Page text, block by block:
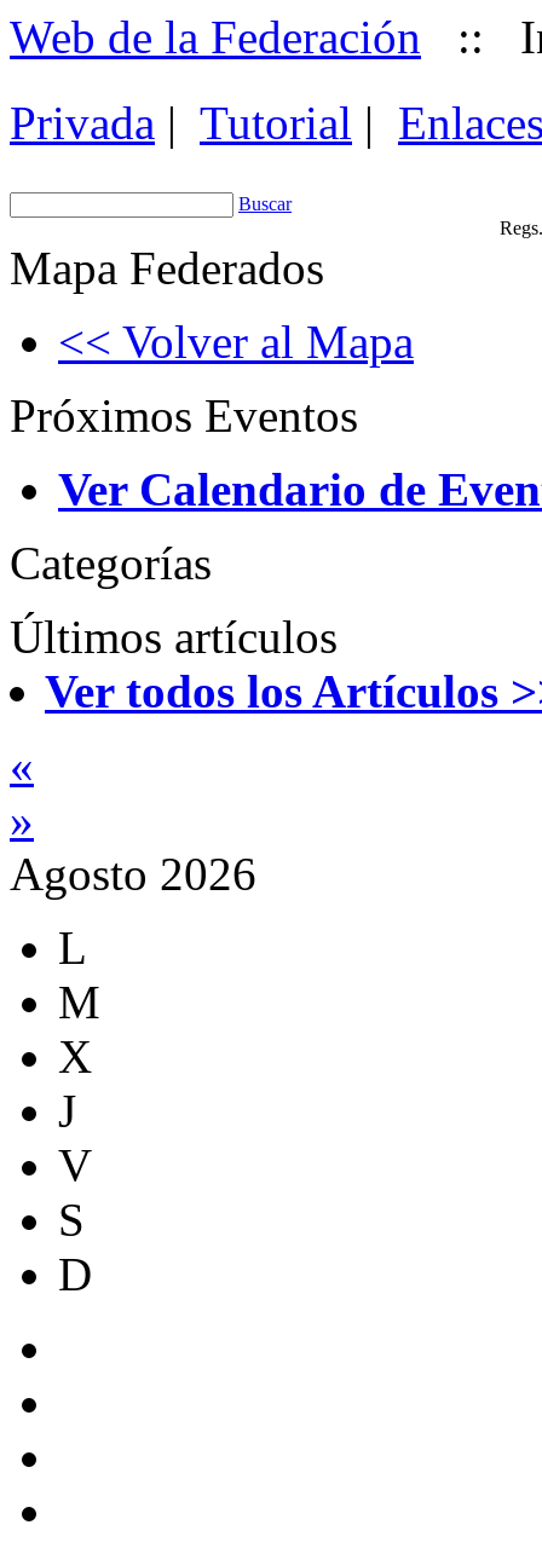
Web de la Federación ::
Privada | Tutorial |
Buscar
Mapa Federados
<< Volver al Mapa
Próximos Eventos
Ver Calendario de
Categorías
Últimos artículos
Ver todos los Artículos
«
»
Agosto 2026
L
M
X
J
V
S
D